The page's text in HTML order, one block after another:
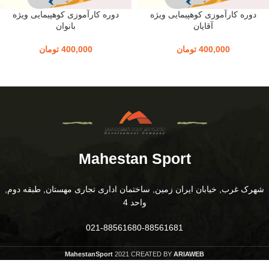
دوره کارآموزی کوهپیمایی ویژه
آقایان
400,000 تومان
دوره کارآموزی کوهپیمایی ویژه
بانوان
400,000 تومان
Mahestan Sport
شهرک غرب, خیابان ایران زمین, ساختمان اداری تجاری مهستان, طبقه دوم,
واحد 4
021-88561680-88561681
MahestanSport 2021 CREATED BY ARIAWEB